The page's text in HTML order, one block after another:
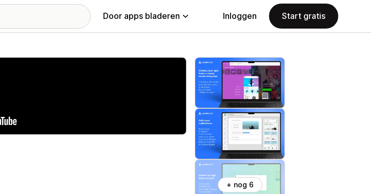
Door apps bladeren Inloggen Start gratis
+ nog 6